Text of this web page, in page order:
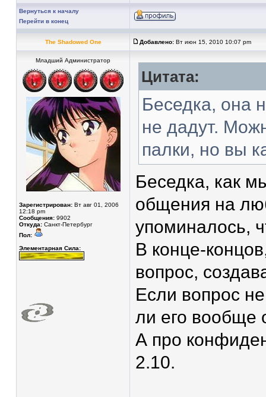
Вернуться к началу
Перейти в конец
The Shadowed One Добавлено: Вт июн 15, 2010 10:07 pm
Младший Администратор
Зарегистрирован: Вт авг 01, 2006
12:18 pm
Сообщения: 9902
Откуда: Санкт-Петербург
Пол:
Элементарная Сила:
Цитата:
Беседка, она
не дадут.
палки, но вы
Беседка, как
общения на
упоминалось,
В конце-
вопрос,
Если вопрос
ли его вообще
А про
2.10.